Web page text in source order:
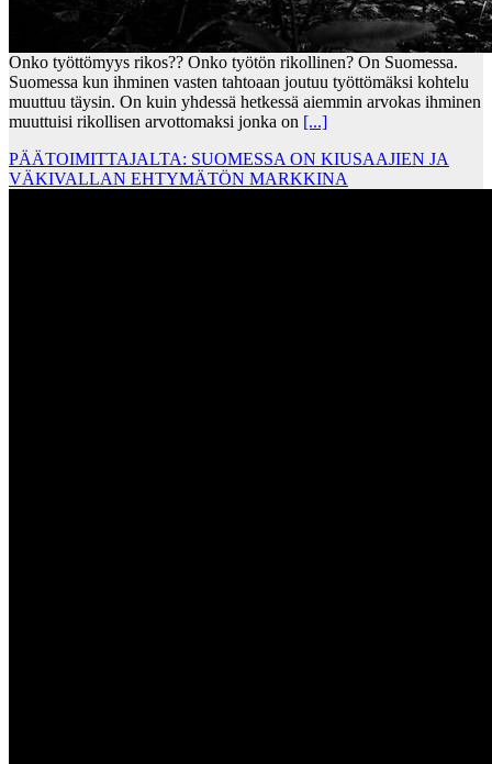
Onko työttömyys rikos?? Onko työtön rikollinen? On Suomessa.
Suomessa kun ihminen vasten tahtoaan joutuu työttömäksi kohtelu
muuttuu täysin. On kuin yhdessä hetkessä aiemmin arvokas ihminen
muuttuisi rikollisen arvottomaksi jonka on [...]
PÄÄTOIMITTAJALTA: SUOMESSA ON KIUSAAJIEN JA
VÄKIVALLAN EHTYMÄTÖN MARKKINA